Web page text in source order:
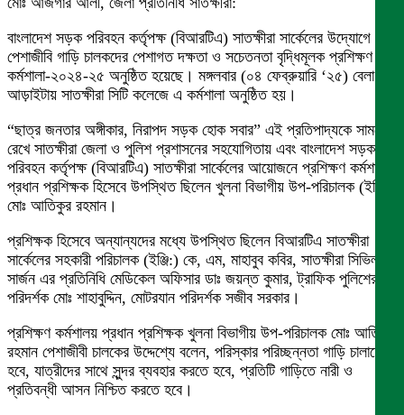
বাংলাদেশ সড়ক পরিবহন কর্তৃপক্ষ (বিআরটিএ) সাতক্ষীরা সার্কেলের উদ্যোগে
পেশাজীবি গাড়ি চালকদের পেশাগত দক্ষতা ও সচেতনতা বৃদ্ধিমূলক প্রশিক্ষণ
কর্মশালা-২০২৪-২৫ অনুষ্ঠিত হয়েছে। মঙ্গলবার (০৪ ফেব্রুয়ারি ‘২৫) বেলা
আড়াইটায় সাতক্ষীরা সিটি কলেজে এ কর্মশালা অনুষ্ঠিত হয়।
“ছাত্র জনতার অঙ্গীকার, নিরাপদ সড়ক হোক সবার” এই প্রতিপাদ্যকে সামনে
রেখে সাতক্ষীরা জেলা ও পুলিশ প্রশাসনের সহযোগিতায় এবং বাংলাদেশ সড়ক
পরিবহন কর্তৃপক্ষ (বিআরটিএ) সাতক্ষীরা সার্কেলের আয়োজনে প্রশিক্ষণ কর্মশালায়
প্রধান প্রশিক্ষক হিসেবে উপস্থিত ছিলেন খুলনা বিভাগীয় উপ-পরিচালক (ইঞ্জি:)
মোঃ আতিকুর রহমান।
প্রশিক্ষক হিসেবে অন্যান্যদের মধ্যে উপস্থিত ছিলেন বিআরটিএ সাতক্ষীরা
সার্কেলের সহকারী পরিচালক (ইঞ্জি:) কে, এম, মাহাবুব কবির, সাতক্ষীরা সিভিল
সার্জন এর প্রতিনিধি মেডিকেল অফিসার ডাঃ জয়ন্ত কুমার, ট্রাফিক পুলিশের
পরিদর্শক মোঃ শাহাবুদ্দিন, মোটরযান পরিদর্শক সজীব সরকার।
প্রশিক্ষণ কর্মশালয় প্রধান প্রশিক্ষক খুলনা বিভাগীয় উপ-পরিচালক মোঃ আতিকুর
রহমান পেশাজীবী চালকের উদ্দেশ্যে বলেন, পরিস্কার পরিচ্ছন্নতা গাড়ি চালাতে
হবে, যাত্রীদের সাথে সুন্দর ব্যবহার করতে হবে, প্রতিটি গাড়িতে নারী ও
প্রতিবন্ধী আসন নিশ্চিত করতে হবে।